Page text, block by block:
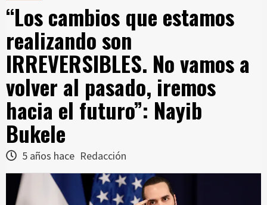
“Los cambios que estamos
realizando son
IRREVERSIBLES. No vamos a
volver al pasado, iremos
hacia el futuro”: Nayib
Bukele
5 años hace Redacción